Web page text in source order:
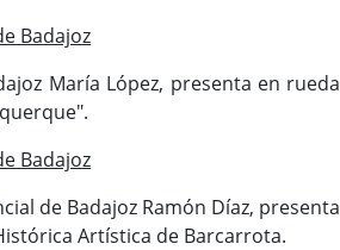
Badajoz
María López, presenta en rueda
Badajoz
de Badajoz Ramón Díaz, presenta
Artística de Barcarrota.